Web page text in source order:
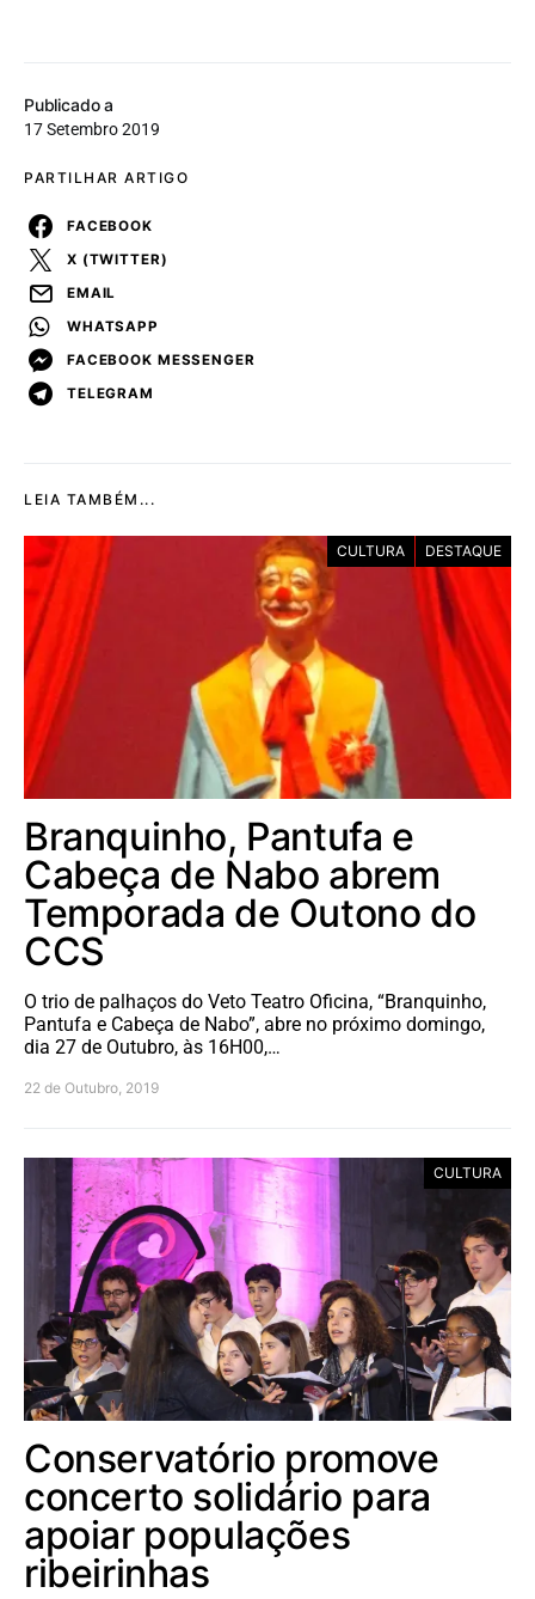
Publicado a
17 Setembro 2019
PARTILHAR ARTIGO
FACEBOOK
X (TWITTER)
EMAIL
WHATSAPP
FACEBOOK MESSENGER
TELEGRAM
LEIA TAMBÉM...
CULTURA DESTAQUE
Branquinho, Pantufa e
Cabeça de Nabo abrem
Temporada de Outono do
CCS
O trio de palhaços do Veto Teatro Oficina, “Branquinho,
Pantufa e Cabeça de Nabo”, abre no próximo domingo,
dia 27 de Outubro, às 16H00,…
22 de Outubro, 2019
CULTURA
Conservatório promove
concerto solidário para
apoiar populações
ribeirinhas